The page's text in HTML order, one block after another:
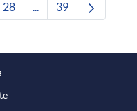
Utilitzeu TAB per
Pàgina
28 ...Pàgines intermèdies
Pàgina
39